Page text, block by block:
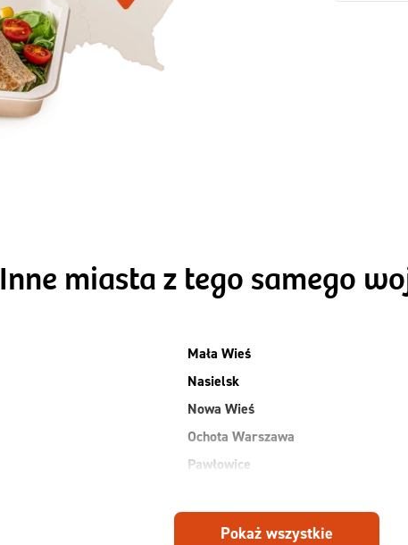
Zamów dietę!
Inne miasta z tego samego
Mała Wieś
Nasielsk
Nowa Wieś
Ochota Warszawa
Pawłowice
Pokaż wszystkie